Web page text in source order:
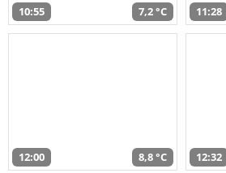
10:55 7,2 °C 11:28
12:00 8,8 °C 12:32